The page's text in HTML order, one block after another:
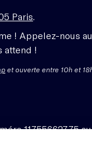
Paris
! Appelez-nous
attend !
et ouverte entre 10h et
11755662775